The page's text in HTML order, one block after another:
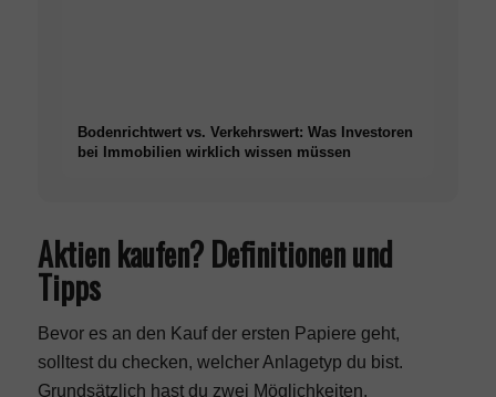
Bodenrichtwert vs. Verkehrswert: Was Investoren
bei Immobilien wirklich wissen müssen
Aktien kaufen? Definitionen und
Tipps
Bevor es an den Kauf der ersten Papiere geht,
solltest du checken, welcher Anlagetyp du bist.
Grundsätzlich hast du zwei Möglichkeiten.